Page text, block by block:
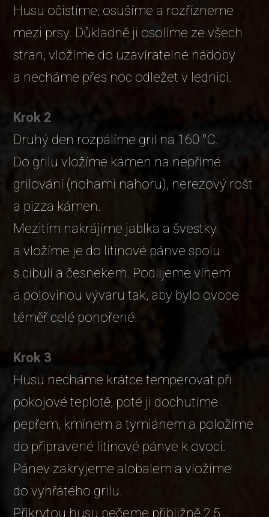
Husu očistíme, osušíme a rozřízneme
mezi prsy. Důkladně ji osolíme ze všech
stran, vložíme do uzavíratelné nádoby
a necháme přes noc odležet v lednici.
Krok 2
Druhý den rozpálíme gril na 160 °C.
Do grilu vložíme kámen na nepřímé
grilování (nohami nahoru), nerezový rošt
a pizza kámen.
Mezitím nakrájíme jablka a švestky
a vložíme je do litinové pánve spolu
s cibulí a česnekem. Podlijeme vínem
a polovinou vývaru tak, aby bylo ovoce
téměř celé ponořené.
Krok 3
Husu necháme krátce temperovat při
pokojové teplotě, poté ji dochutíme
pepřem, kmínem a tymiánem a položíme
do připravené litinové pánve k ovoci.
Pánev zakryjeme alobalem a vložíme
do vyhřátého grilu.
Přikrytou husu pečeme přibližně 2,5